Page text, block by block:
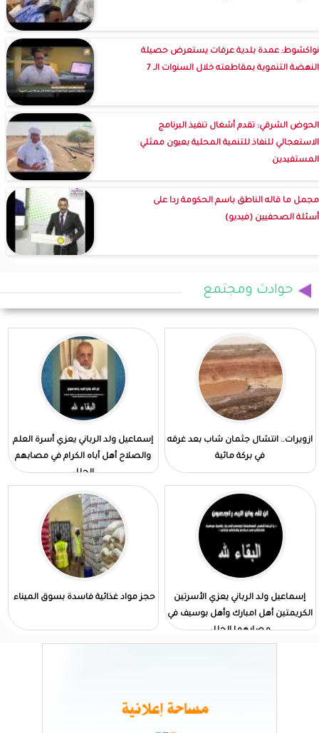
نواكشوط: عمدة بلدية عرفات يستعرض حصيلة
النهضة التنموية بمقاطعته خلال السنوات الـ 7
الحوض الشرقي: تقدم أشغال تنفيذ البرنامج
الاستعجالي للنفاذ للتنمية المحلية بعيون ممثلي
المستفيدين
مجمل ما قاله الناطق باسم الحكومة ردا على
أسئلة الصحفيين (فيديو)
حوادث ومجتمع
ازويرات.. انتشال جثمان شاب بعد غرقه
في بركة مائية
إسماعيل ولد الرباني يعزي أسرة العلم
والصلاح أهل أباه الكرام في مصابهم
الجلل
إسماعيل ولد الرباني يعزي الأسرتين
الكريمتين أهل امبارك وأهل بوسيف في
مصابهما الجلل
حجز مواد غذائية فاسدة بسوق الميناء